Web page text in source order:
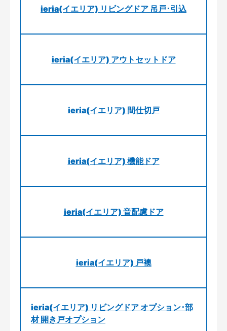
ieria(イエリア) リビングドア 吊戸･引込
ieria(イエリア) アウトセットドア
ieria(イエリア) 間仕切戸
ieria(イエリア) 機能ドア
ieria(イエリア) 音配慮ドア
ieria(イエリア) 戸襖
ieria(イエリア) リビングドア オプション･部
材 開き戸オプション